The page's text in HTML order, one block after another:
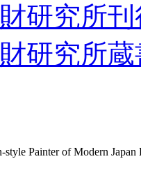
研究所
研究所
style Painter of Modern